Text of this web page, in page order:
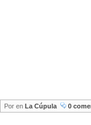
Por en La Cúpula 0